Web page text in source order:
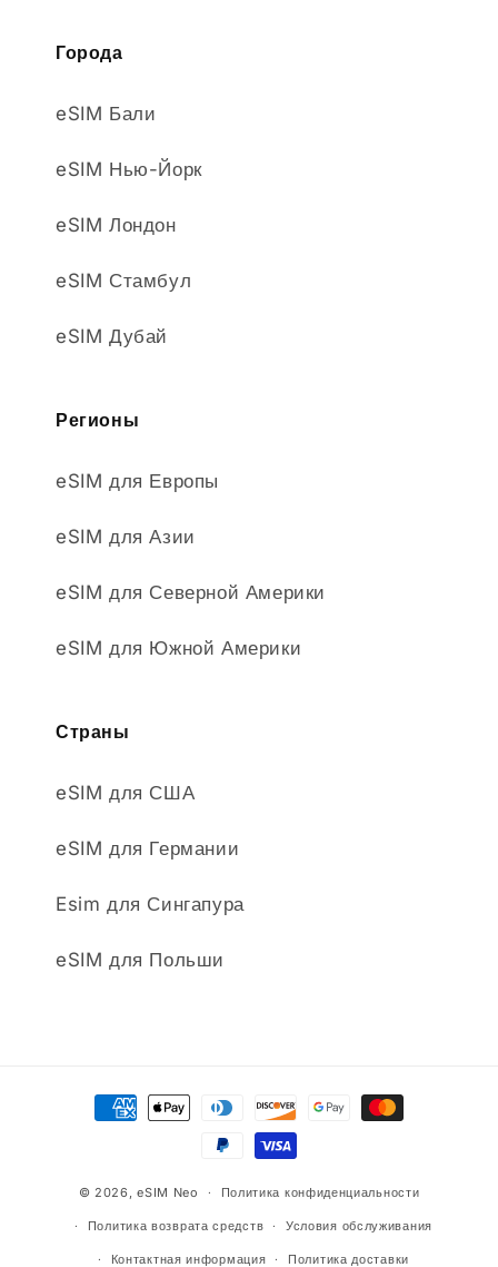
Города
eSIM Бали
eSIM Нью-Йорк
eSIM Лондон
eSIM Стамбул
eSIM Дубай
Регионы
eSIM для Европы
eSIM для Азии
eSIM для Северной Америки
eSIM для Южной Америки
Страны
eSIM для США
eSIM для Германии
Esim для Сингапура
eSIM для Польши
Способы
оплаты
© 2026,eSIM Neo Политика конфиденциальности
Политика возврата средств Условия обслуживания
Контактная информация Политика доставки